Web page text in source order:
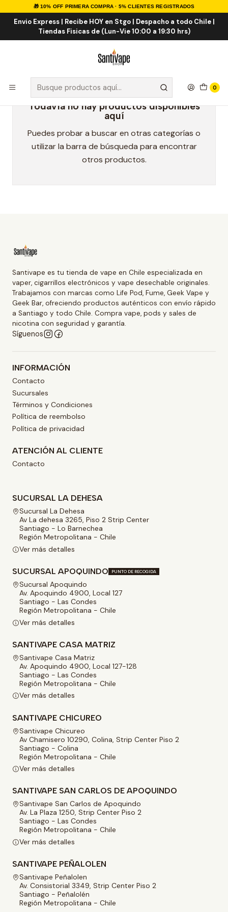
🎁 10% OFF PRIMERA COMPRA · 5% CLIENTES REGISTRADOS
Envio Express | Recibe HOY en Stgo | Despacho a todo Chile |
Tiendas Fisicas de (Lun-Vie 10:00 a 19:30 hrs)
0
Inicio Marcas Eliquid Donut King 100ml
Donut King 100ml
Todavía no hay productos disponibles
aquí
Puedes probar a buscar en otras categorías o
utilizar la barra de búsqueda para encontrar
otros productos.
Santivape es tu tienda de vape en Chile especializada en
vaper, cigarrillos electrónicos y vape desechable originales.
Trabajamos con marcas como Life Pod, Fume, Geek Vape y
Geek Bar, ofreciendo productos auténticos con envío rápido
a Santiago y todo Chile. Compra vape, pods y sales de
nicotina con seguridad y garantía.
Síguenos
INFORMACIÓN
Contacto
Sucursales
Términos y Condiciones
Política de reembolso
Política de privacidad
ATENCIÓN AL CLIENTE
Contacto
SUCURSAL LA DEHESA
Sucursal La Dehesa
Av La dehesa 3265, Piso 2 Strip Center
Santiago - Lo Barnechea
Región Metropolitana - Chile
Ver más detalles
SUCURSAL APOQUINDO PUNTO DE RECOGIDA
Sucursal Apoquindo
Av. Apoquindo 4900, Local 127
Santiago - Las Condes
Región Metropolitana - Chile
Ver más detalles
SANTIVAPE CASA MATRIZ
Santivape Casa Matriz
Av. Apoquindo 4900, Local 127-128
Santiago - Las Condes
Región Metropolitana - Chile
Ver más detalles
SANTIVAPE CHICUREO
Santivape Chicureo
Av Chamisero 10290, Colina, Strip Center Piso 2
Santiago - Colina
Región Metropolitana - Chile
Ver más detalles
SANTIVAPE SAN CARLOS DE APOQUINDO
Santivape San Carlos de Apoquindo
Av. La Plaza 1250, Strip Center Piso 2
Santiago - Las Condes
Región Metropolitana - Chile
Ver más detalles
SANTIVAPE PEÑALOLEN
Santivape Peñalolen
Av. Consistorial 3349, Strip Center Piso 2
Santiago - Peñalolén
Región Metropolitana - Chile